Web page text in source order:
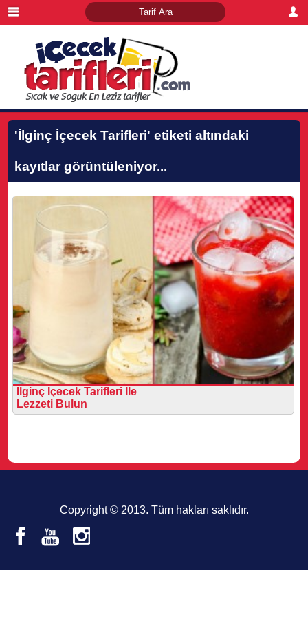
'İlginç İçecek Tarifleri' etiketi altındaki
kayıtlar görüntüleniyor...
İlginç İçecek Tarifleri İle
Lezzeti Bulun
Copyright © 2013. Tüm hakları saklıdır.